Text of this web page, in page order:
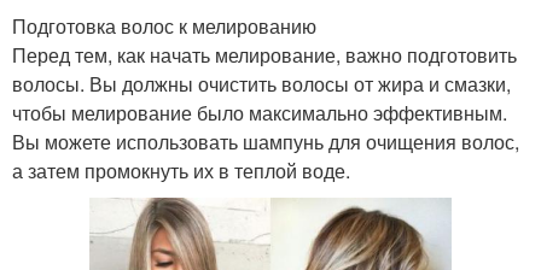
Подготовка волос к мелированию
Перед тем, как начать мелирование, важно подготовить
волосы. Вы должны очистить волосы от жира и смазки,
чтобы мелирование было максимально эффективным.
Вы можете использовать шампунь для очищения волос,
а затем промокнуть их в теплой воде.